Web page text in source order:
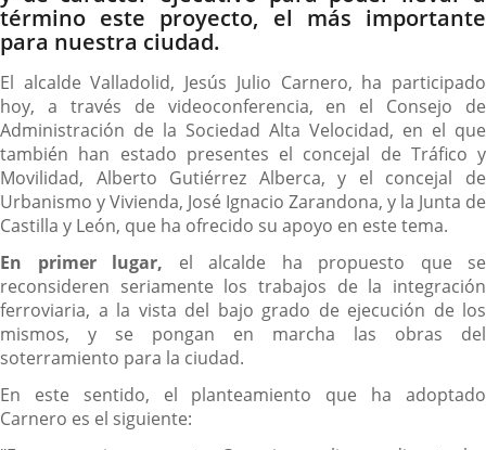
término este proyecto, el más importante
para nuestra ciudad.
El alcalde Valladolid, Jesús Julio Carnero, ha participado
hoy, a través de videoconferencia, en el Consejo de
Administración de la Sociedad Alta Velocidad, en el que
también han estado presentes el concejal de Tráfico y
Movilidad, Alberto Gutiérrez Alberca, y el concejal de
Urbanismo y Vivienda, José Ignacio Zarandona, y la Junta de
Castilla y León, que ha ofrecido su apoyo en este tema.
En primer lugar, el alcalde ha propuesto que se
reconsideren seriamente los trabajos de la integración
ferroviaria, a la vista del bajo grado de ejecución de los
mismos, y se pongan en marcha las obras del
soterramiento para la ciudad.
En este sentido, el planteamiento que ha adoptado
Carnero es el siguiente: